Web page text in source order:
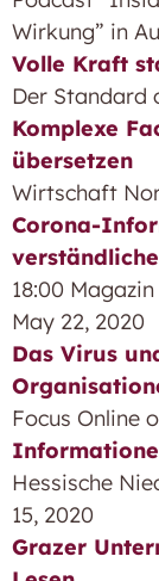
Wirkung” in
Volle Kraft
Der Standard
Komplexe
übersetzen
Wirtschaft
Corona-
18:00
May 22, 2020
Das Virus
Focus Online
Hessische
15, 2020
Grazer